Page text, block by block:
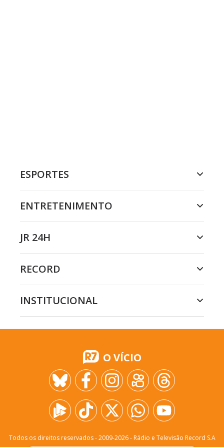
ESPORTES
ENTRETENIMENTO
JR 24H
RECORD
INSTITUCIONAL
O VÍCIO
Todos os direitos reservados - 2009-2026- Rádio e Televisão Record S.A